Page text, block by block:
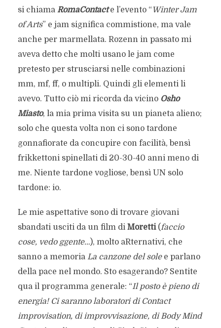
si chiama RomaContacte l’evento “Winter Jam
of Arts” e jam significa commistione, ma vale
anche per marmellata. Rozenn in passato mi
aveva detto che molti usano le jam come
pretesto per strusciarsi nelle combinazioni
mm, mf, ff, o multipli. Quindi gli elementi li
avevo. Tutto ciò mi ricorda da vicino Osho
Miasto, la mia prima visita su un pianeta alieno;
solo che questa volta non ci sono tardone
gonnafiorate da concupire con facilità, bensì
frikkettoni spinellati di 20-30-40 anni meno di
me. Niente tardone vogliose, bensì UN solo
tardone: io.
Le mie aspettative sono di trovare giovani
sbandati usciti da un film di Moretti(faccio
cose, vedo ggente…), molto aRternativi, che
sanno a memoria La canzone del solee parlano
della pace nel mondo. Sto esagerando? Sentite
qua il programma generale: “Il posto è pieno di
energia! Ci saranno laboratori di Contact
improvisation, di improvvisazione, di Body Mind